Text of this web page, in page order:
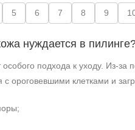
5 6 7 8 9
нуждается в
подхода к уходу. Из‑за
ороговевшими клетками и